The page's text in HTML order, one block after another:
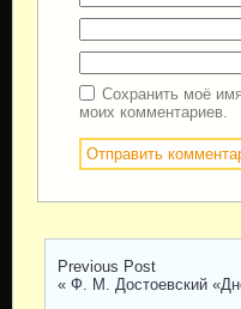
Сохранить моё
моих комментариев.
Previous Post
« Ф. М. Достоевский